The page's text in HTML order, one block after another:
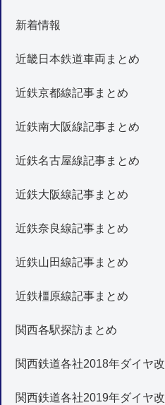
新着情報
近畿日本鉄道車両まとめ
近鉄京都線記事まとめ
近鉄南大阪線記事まとめ
近鉄名古屋線記事まとめ
近鉄大阪線記事まとめ
近鉄奈良線記事まとめ
近鉄山田線記事まとめ
近鉄橿原線記事まとめ
関西各駅探訪まとめ
関西鉄道各社2018年ダイヤ
関西鉄道各社2019年ダイヤ